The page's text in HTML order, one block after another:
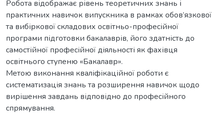
Робота відображає рівень теоретичних знань і
практичних навичок випускника в рамках обов’язкової
та вибіркової складових освітньо-професійної
програми підготовки бакалаврів, його здатність до
самостійної професійної діяльності як фахівця
освітнього ступеню «Бакалавр».
Метою виконання кваліфікаційної роботи є
систематизація знань та розширення навичок щодо
вирішення завдань відповідно до професійного
спрямування.